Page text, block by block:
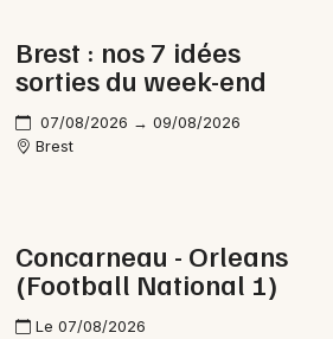
Je m'abonne
Brest : nos 7 idées
sorties du week-end
07/08/2026 → 09/08/2026
Brest
Concarneau - Orleans
(Football National 1)
Le 07/08/2026